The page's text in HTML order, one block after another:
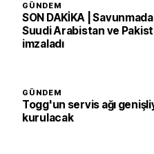
GÜNDEM
SON DAKİKA |
Suudi Arabistan ve
imzaladı
GÜNDEM
Togg'un servis ağı
kurulacak